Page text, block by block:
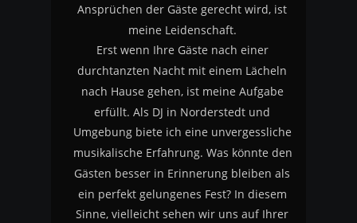
Ansprüchen der Gäste gerecht wird, ist
meine Leidenschaft.
Erst wenn Ihre Gäste nach einer
durchtanzten Nacht mit einem Lächeln
nach Hause gehen, ist meine Aufgabe
erfüllt. Als DJ in Norderstedt und
Umgebung biete ich eine unvergessliche
musikalische Erfahrung. Was könnte den
Gästen besser in Erinnerung bleiben als
ein perfekt gelungenes Fest? In diesem
Sinne, vielleicht sehen wir uns auf Ihrer